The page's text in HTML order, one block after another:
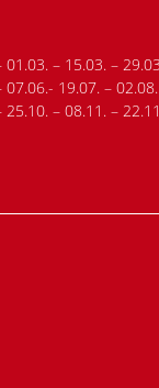
– 15.03. –
19.07. –
– 08.11. –